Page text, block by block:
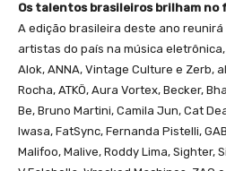
Os talentos brasileiros brilham no
A edição brasileira deste ano
artistas do país na música
Alok, ANNA, Vintage Culture e Zerb,
Rocha, ATKÖ, Aura Vortex, Becker,
Be, Bruno Martini, Camila Jun, Cat
Iwasa, FatSync, Fernanda Pistelli,
Malifoo, Malive, Roddy Lima, Sighter,